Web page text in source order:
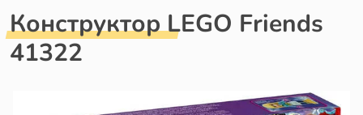
Конструктор LEGO Friends
41322